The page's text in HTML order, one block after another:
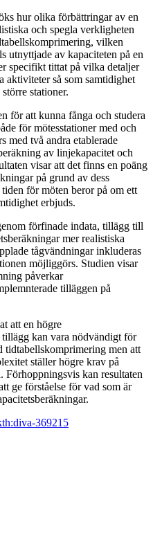
hur olika förbättringar av en
och spegla verkligheten
vilken
utnyttjade av kapaciteten på en
specifikt tittat på vilka detaljer
aktiviteter så som samtidighet
stationer.
för att kunna fånga och studera
för mötesstationer med och
med två andra etablerade
av linjekapacitet och
visar att det finns en poäng
på grund av dess
för möten beror på om ett
erbjuds.
förfinade indata, tillägg till
mer realistiska
tågvändningar inkluderas
möjliggörs. Studien visar
påverkar
tilläggen på
att en högre
kan vara nödvändigt för
tidtabellskomprimering men att
ställer högre krav på
kan resultaten
ge förståelse för vad som är
369215